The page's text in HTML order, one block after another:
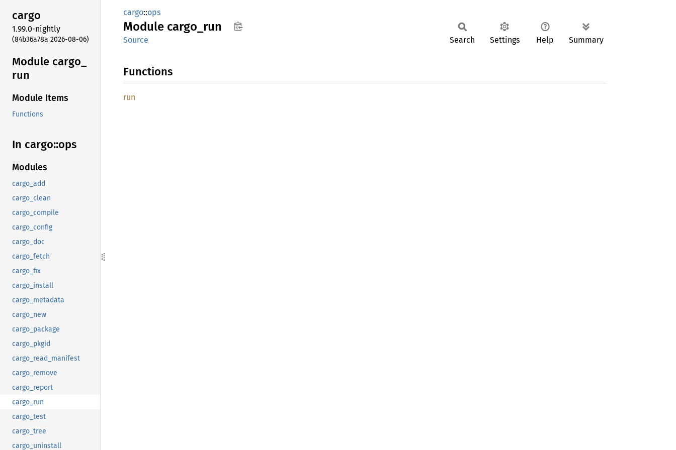
cargo
1.99.0-nightly
(84b36a78a 2026-08-06)
Module cargo_
run
Module Items
Functions
In cargo::ops
Modules
cargo_add
cargo_clean
cargo_compile
cargo_config
cargo_doc
cargo_fetch
cargo_fix
cargo_install
cargo_metadata
cargo_new
cargo_package
cargo_pkgid
cargo_read_manifest
cargo_remove
cargo_report
cargo_run
cargo_test
cargo_tree
cargo_uninstall
cargo::ops
Module cargo_ run
Source Search Settings Help Summary
Functions
run